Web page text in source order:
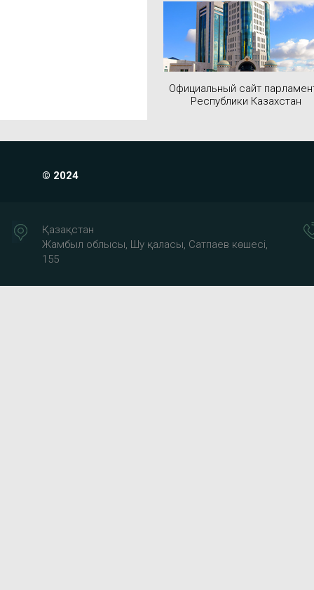
Официальный сайт
Республики Казахстан
© 2024
Қазақстан
Жамбыл облысы, Шу қаласы, Сатпаев көшесі,
155